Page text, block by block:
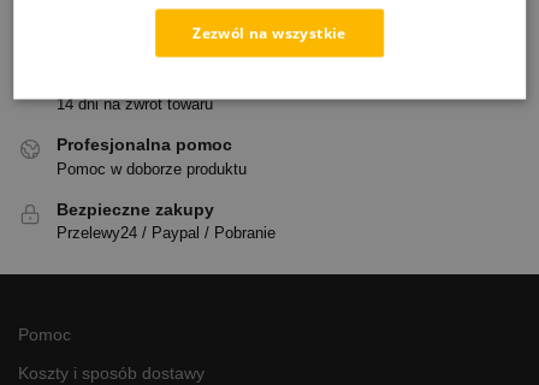
Darmowa dostawa
Od 250 zł paczkomatem
14 dni na zwrot towaru
Profesjonalna pomoc
Pomoc w doborze produktu
Bezpieczne zakupy
Przelewy24 / Paypal / Pobranie
Pomoc
Koszty i sposób dostawy
Zezwól na wszystkie